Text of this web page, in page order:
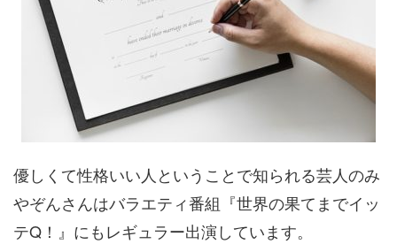
優しくて性格いい人ということで知られる芸人のみ
やぞんさんはバラエティ番組『世界の果てまでイッ
テQ！』にもレギュラー出演しています。